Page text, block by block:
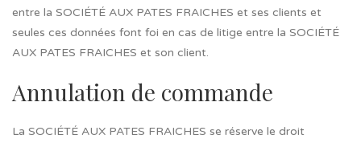
entre la SOCIÉTÉ AUX PATES FRAICHES et ses clients et
seules ces données font foi en cas de litige entre la SOCIÉTÉ
AUX PATES FRAICHES et son client.
Annulation de commande
La SOCIÉTÉ AUX PATES FRAICHES se réserve le droit